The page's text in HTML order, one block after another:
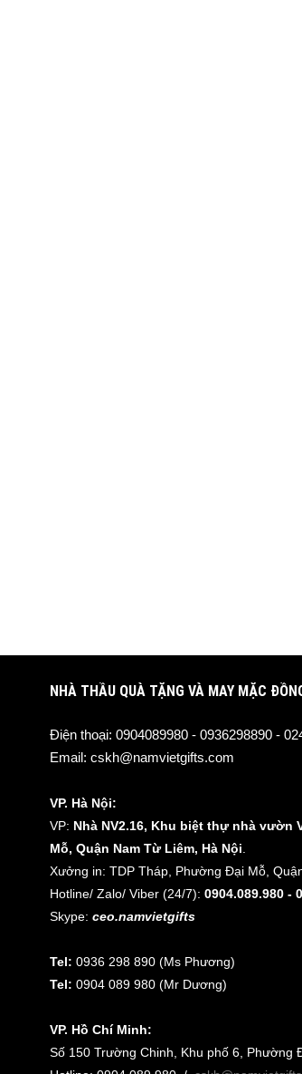
NHÀ THẦU QUÀ TẶNG VÀ MAY MẶC
Điện thoại: 0904089980 - 0936298890 -
Email: cskh@namvietgifts.com
VP. Hà Nội:
VP: Nhà NV2.16, Khu biệt thự nhà vườn
Mỗ, Quận Nam Từ Liêm, Hà Nội
Xưởng in: TDP Tháp, Phường Đại Mỗ,
Hotline/ Zalo/ Viber (24/7): 0904.089.980 -
Skype: ceo.namvietgifts
Tel: 0936 298 890 (Ms Phương)
Tel: 0904 089 980 (Mr Dương)
VP. Hồ Chí Minh:
Số 150 Trường Chinh, Khu phố 6, Phường